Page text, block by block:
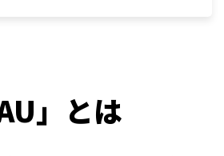
」とは